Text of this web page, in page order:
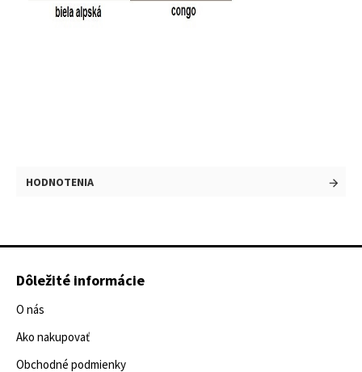
HODNOTENIA
Dôležité informácie
O nás
Ako nakupovať
Obchodné podmienky